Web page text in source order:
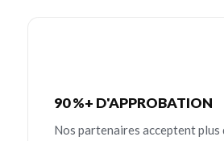
90 %+ D'APPROBATION
Nos partenaires acceptent plus